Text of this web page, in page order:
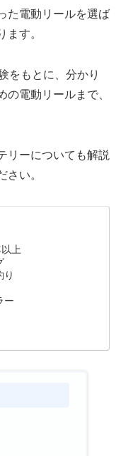
た電動リールを選ば
ます。
をもとに、分かり
電動リールまで、
リーについても解説
さい。
上
ー